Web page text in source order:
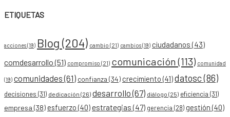
ETIQUETAS
acciones(19) Blog (204) cambio (21) cambios(19) ciudadanos (43)
comdesarrollo(51) compromiso (21) comunicación(113) comunidad
(19) comunidades(61) confianza (34) crecimiento (41)datosc(86)
decisiones (31) dedicación (26) desarrollo(67) diálogo (25) eficiencia (31)
empresa (38) esfuerzo (40)estrategias(47) gerencia (28) gestión (40)